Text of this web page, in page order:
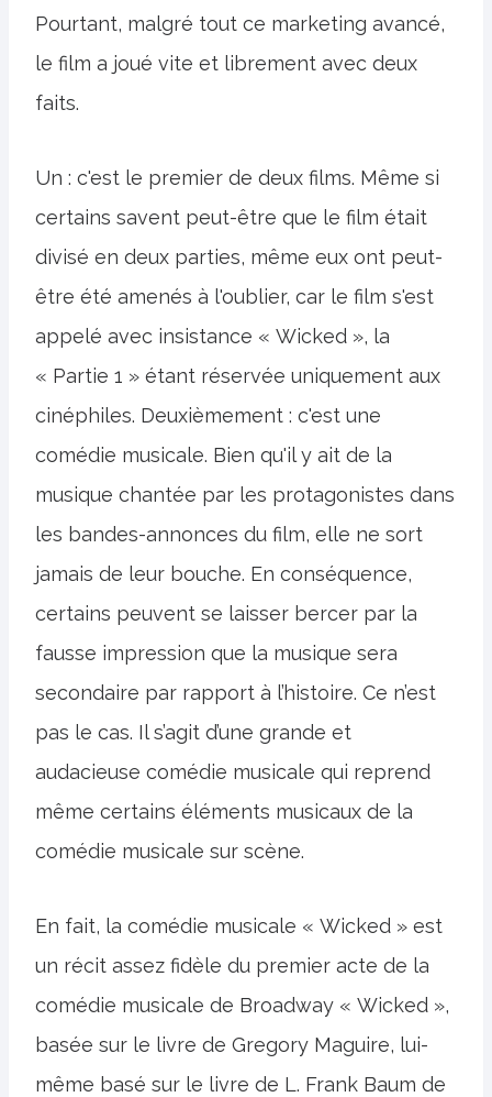
Pourtant, malgré tout ce marketing avancé,
le film a joué vite et librement avec deux
faits.
Un : c'est le premier de deux films. Même si
certains savent peut-être que le film était
divisé en deux parties, même eux ont peut-
être été amenés à l'oublier, car le film s'est
appelé avec insistance « Wicked », la
« Partie 1 » étant réservée uniquement aux
cinéphiles. Deuxièmement : c'est une
comédie musicale. Bien qu'il y ait de la
musique chantée par les protagonistes dans
les bandes-annonces du film, elle ne sort
jamais de leur bouche. En conséquence,
certains peuvent se laisser bercer par la
fausse impression que la musique sera
secondaire par rapport à l’histoire. Ce n’est
pas le cas. Il s’agit d’une grande et
audacieuse comédie musicale qui reprend
même certains éléments musicaux de la
comédie musicale sur scène.
En fait, la comédie musicale « Wicked » est
un récit assez fidèle du premier acte de la
comédie musicale de Broadway « Wicked »,
basée sur le livre de Gregory Maguire, lui-
même basé sur le livre de L. Frank Baum de